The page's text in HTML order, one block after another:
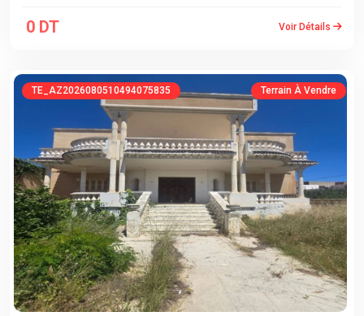
0 DT Voir Détails
TE_AZ2026080510494075835 Terrain À Vendre